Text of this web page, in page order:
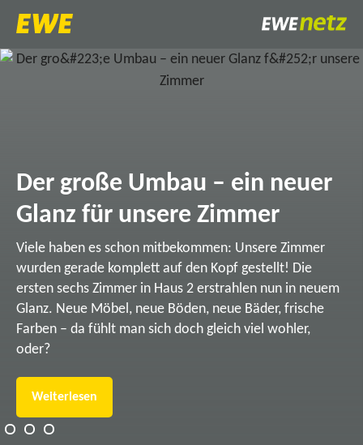
Der große Umbau – ein neuer
Glanz für unsere Zimmer
Viele haben es schon mitbekommen: Unsere Zimmer
wurden gerade komplett auf den Kopf gestellt! Die
ersten sechs Zimmer in Haus 2 erstrahlen nun in neuem
Glanz. Neue Möbel, neue Böden, neue Bäder, frische
Farben – da fühlt man sich doch gleich viel wohler,
oder?
Weiterlesen